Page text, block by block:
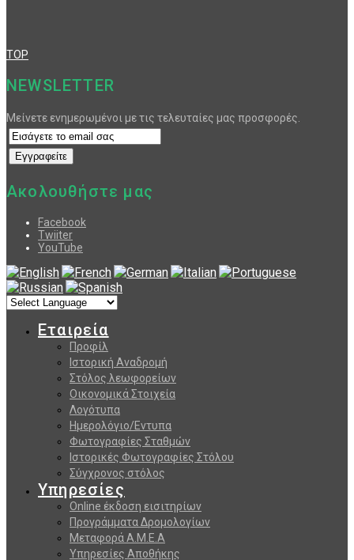
TOP
NEWSLETTER
Μείνετε ενημερωμένοι με τις τελευταίες μας προσφορές.
Ακολουθήστε μας
Facebook
Twiiter
YouTube
Εταιρεία
Προφίλ
Ιστορική Αναδρομή
Στόλος λεωφορείων
Οικονομικά Στοιχεία
Λογότυπα
Ημερολόγιο/Εντυπα
Φωτογραφίες Σταθμών
Ιστορικές Φωτογραφίες Στόλου
Σύγχρονος στόλος
Υπηρεσίες
Online έκδοση εισιτηρίων
Προγράμματα Δρομολογίων
Μεταφορά Α.Μ.Ε.Α
Υπηρεσίες Αποθήκης